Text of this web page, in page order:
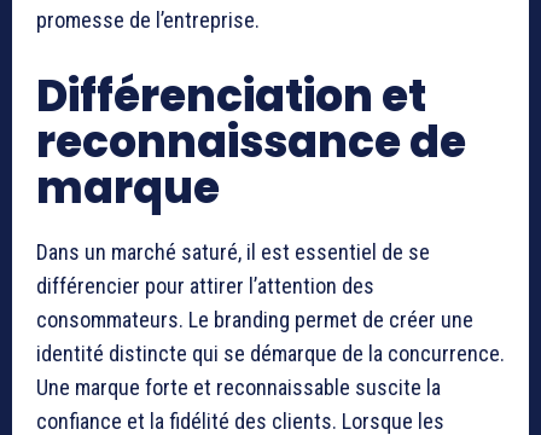
promesse de l’entreprise.
Différenciation et
reconnaissance de
marque
Dans un marché saturé, il est essentiel de se
différencier pour attirer l’attention des
consommateurs. Le branding permet de créer une
identité distincte qui se démarque de la concurrence.
Une marque forte et reconnaissable suscite la
confiance et la fidélité des clients. Lorsque les